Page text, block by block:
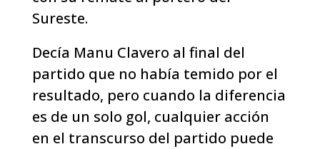
Sureste.
Decía Manu Clavero al final del
partido que no había temido por el
resultado, pero cuando la diferencia
es de un solo gol, cualquier acción
en el transcurso del partido puede